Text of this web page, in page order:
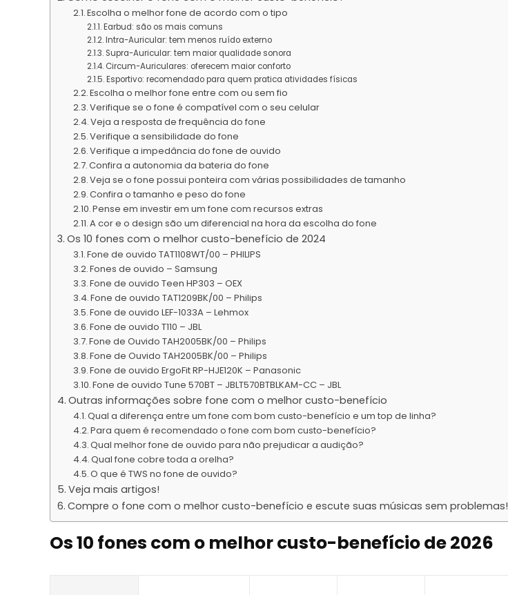
Escolha o melhor fone de acordo com o tipo
Earbud: são os mais comuns
Intra-Auricular: tem menos ruído externo
Supra-Auricular: tem maior qualidade sonora
Circum-Auriculares: oferecem maior conforto
Esportivo: recomendado para quem pratica atividades físicas
Escolha o melhor fone entre com ou sem fio
Verifique se o fone é compatível com o seu celular
Veja a resposta de frequência do fone
Verifique a sensibilidade do fone
Verifique a impedância do fone de ouvido
Confira a autonomia da bateria do fone
Veja se o fone possui ponteira com várias possibilidades de tamanho
Confira o tamanho e peso do fone
Pense em investir em um fone com recursos extras
A cor e o design são um diferencial na hora da escolha do fone
Os 10 fones com o melhor custo-benefício de 2024
Fone de ouvido TAT1108WT/00 – PHILIPS
Fones de ouvido – Samsung
Fone de ouvido Teen HP303 – OEX
Fone de ouvido TAT1209BK/00 – Philips
Fone de ouvido LEF-1033A – Lehmox
Fone de ouvido T110 – JBL
Fone de Ouvido TAH2005BK/00 – Philips
Fone de Ouvido TAH2005BK/00 – Philips
Fone de ouvido ErgoFit RP-HJE120K – Panasonic
Fone de ouvido Tune 570BT – JBLT570BTBLKAM-CC – JBL
Outras informações sobre fone com o melhor custo-benefício
Qual a diferença entre um fone com bom custo-benefício e um top de linha?
Para quem é recomendado o fone com bom custo-benefício?
Qual melhor fone de ouvido para não prejudicar a audição?
Qual fone cobre toda a orelha?
O que é TWS no fone de ouvido?
Veja mais artigos!
Compre o fone com o melhor custo-benefício e escute suas músicas sem problemas!
Os 10 fones com o melhor custo-benefício de 2026